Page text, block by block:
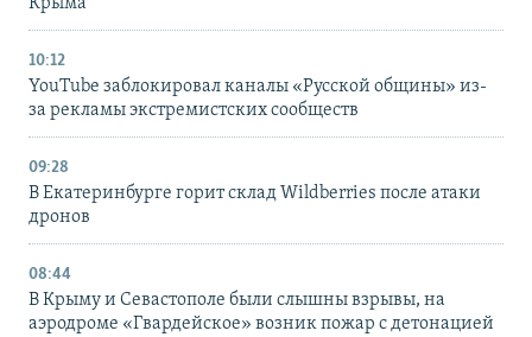
Крыма
10:12
YouTube заблокировал каналы «Русской общины» из-
за рекламы экстремистских сообществ
09:28
В Екатеринбурге горит склад Wildberries после атаки
дронов
08:44
В Крыму и Севастополе были слышны взрывы, на
аэродроме «Гвардейское» возник пожар с детонацией